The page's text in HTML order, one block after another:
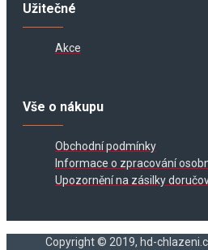
Užitečné
Akce
Vše o nákupu
Obchodní podmínky
Informace o zpracování
Upozornění na zásilky
Copyright © 2019, hd-